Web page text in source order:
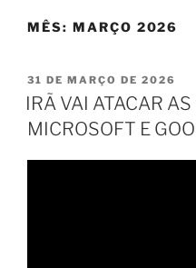
MÊS: MARÇO 2026
PUBLICADO
EM
31 DE MARÇO DE 2026
IRÃ VAI ATACAR
MICROSOFT E